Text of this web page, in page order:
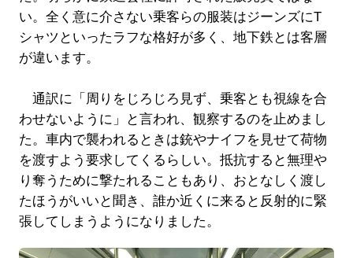
い。全く意に介さない乗客らの服装はジーンズにT
シャツといったラフな格好が多く、地下鉄とは客層
が違います。
通訳に「周りをじろじろ見ず、乗客とも視線を合
わせないように」と言われ、観察するのを止めまし
た。車内で襲われるときは銃やナイフを見せて荷物
を渡すよう要求してくるらしい。抵抗すると無理や
り奪うために撃たれることもあり、おとなしく渡し
たほうがいいと聞き、誰か近くに来ると反射的に緊
張してしまうようになりました。